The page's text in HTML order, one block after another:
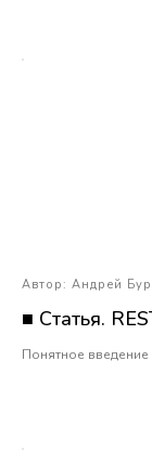
Автор: Андрей
■ Статья.
Понятное введение